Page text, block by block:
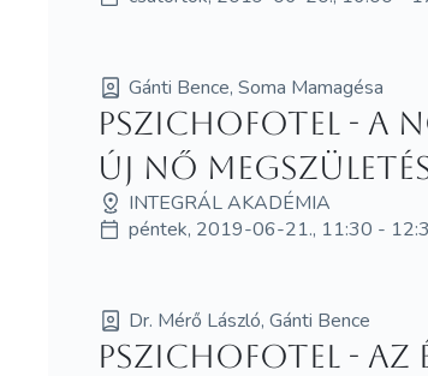
Gánti Bence, Soma Mamagésa
Pszichofotel - A
ÚJ NŐ
INTEGRÁL AKADÉMIA
péntek, 2019-06-21., 11:30 -
Dr. Mérő László, Gánti Bence
Pszichofotel - Az